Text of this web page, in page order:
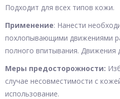
Подходит для всех типов кожи.
Применение: Нанести
похлопывающими движениями
полного впитывания.
Меры предосторожности:
случае несовместимости с
использование.